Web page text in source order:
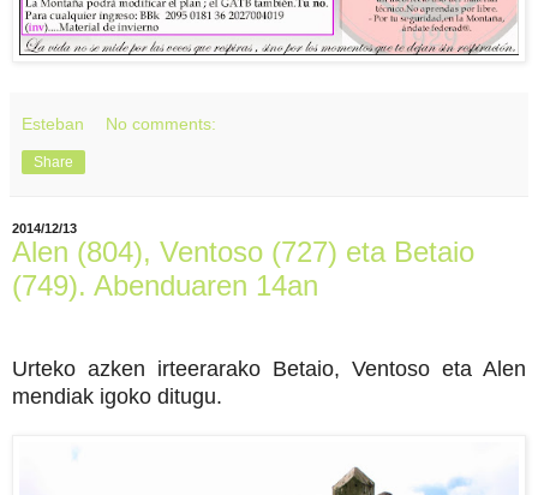
Esteban No comments:
Share
2014/12/13
Alen (804), Ventoso (727) eta Betaio
(749). Abenduaren 14an
Urteko azken irteerarako Betaio, Ventoso eta Alen
mendiak igoko ditugu.